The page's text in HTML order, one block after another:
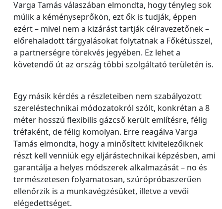
Varga Tamás válaszában elmondta, hogy tényleg sok
múlik a kéményseprőkön, ezt ők is tudják, éppen
ezért – mivel nem a kizárást tartják célravezetőnek –
előrehaladott tárgyalásokat folytatnak a Főkétüsszel,
a partnerségre törekvés jegyében. Ez lehet a
követendő út az ország többi szolgáltató területén is.
Egy másik kérdés a részleteiben nem szabályozott
szereléstechnikai módozatokról szólt, konkrétan a 8
méter hosszú flexibilis gázcső került említésre, félig
tréfaként, de félig komolyan. Erre reagálva Varga
Tamás elmondta, hogy a minősített kivitelezőiknek
részt kell venniük egy eljárástechnikai képzésben, ami
garantálja a helyes módszerek alkalmazását – no és
természetesen folyamatosan, szúrópróbaszerűen
ellenőrzik is a munkavégzésüket, illetve a vevői
elégedettséget.